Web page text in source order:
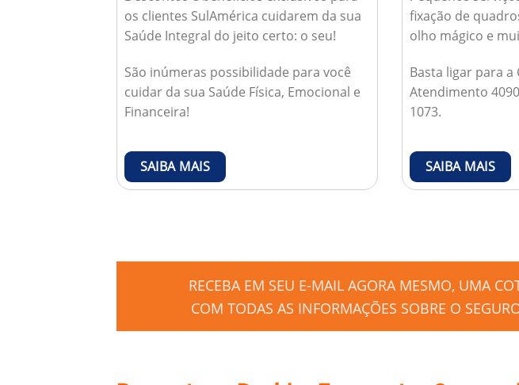
os clientes SulAmérica cuidarem da sua
Saúde Integral do jeito certo: o seu!
São inúmeras possibilidade para você
cuidar da sua Saúde Física, Emocional e
Financeira!
SAIBA MAIS
fixação de
olho mágico e
Basta ligar para a
Atendimento
1073.
SAIBA MAIS
RECEBA EM SEU E-MAIL AGORA MESMO, UMA
COM TODAS AS INFORMAÇÕES SOBRE O